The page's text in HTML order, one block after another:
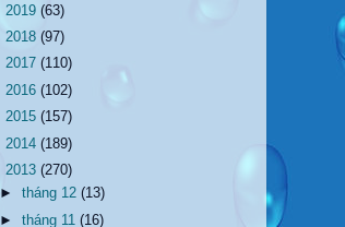
2019 (63)
2018 (97)
2017 (110)
2016 (102)
2015 (157)
2014 (189)
2013 (270)
►tháng 12(13)
►tháng 11(16)